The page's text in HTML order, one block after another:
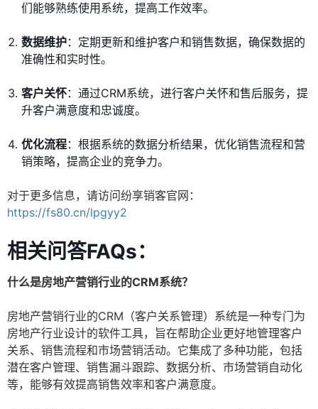
们能够熟练使用系统，提高工作效率。
数据维护：定期更新和维护客户和销售数据，确保数据的
准确性和实时性。
客户关怀：通过CRM系统，进行客户关怀和售后服务，提
升客户满意度和忠诚度。
优化流程：根据系统的数据分析结果，优化销售流程和营
销策略，提高企业的竞争力。
对于更多信息，请访问纷享销客官网：
https://fs80.cn/lpgyy2
相关问答FAQs：
什么是房地产营销行业的CRM系统？
房地产营销行业的CRM（客户关系管理）系统是一种专门为
房地产行业设计的软件工具，旨在帮助企业更好地管理客户
关系、销售流程和市场营销活动。它集成了多种功能，包括
潜在客户管理、销售漏斗跟踪、数据分析、市场营销自动化
等，能够有效提高销售效率和客户满意度。